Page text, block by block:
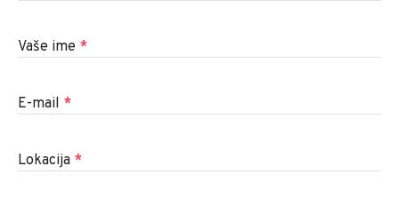
Vaše ime *
E-mail *
Lokacija *